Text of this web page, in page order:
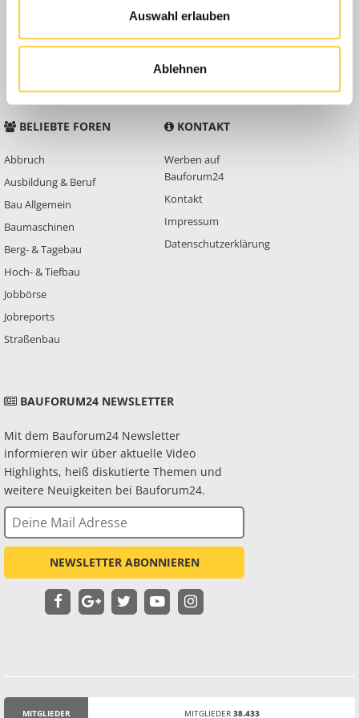
Auswahl erlauben
Ablehnen
Anleitungen
FAQ
Community Regeln
BELIEBTE FOREN
Abbruch
Ausbildung & Beruf
Bau Allgemein
Baumaschinen
Berg- & Tagebau
Hoch- & Tiefbau
Jobbörse
Jobreports
Straßenbau
KONTAKT
Werben auf
Bauforum24
Kontakt
Impressum
Datenschutzerklärung
BAUFORUM24 NEWSLETTER
Mit dem Bauforum24 Newsletter
informieren wir über aktuelle Video
Highlights, heiß diskutierte Themen und
weitere Neuigkeiten bei Bauforum24.
NEWSLETTER ABONNIEREN
MITGLIEDER MITGLIEDER 38.433